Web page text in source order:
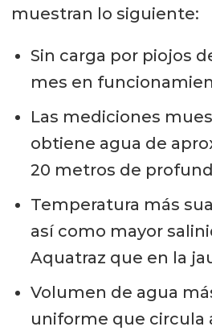
muestran lo siguiente:
Sin carga por piojos
mes en
Las mediciones
obtiene agua de
20 metros de
Temperatura más
así como mayor
Aquatraz que en la
Volumen de agua
uniforme que circula